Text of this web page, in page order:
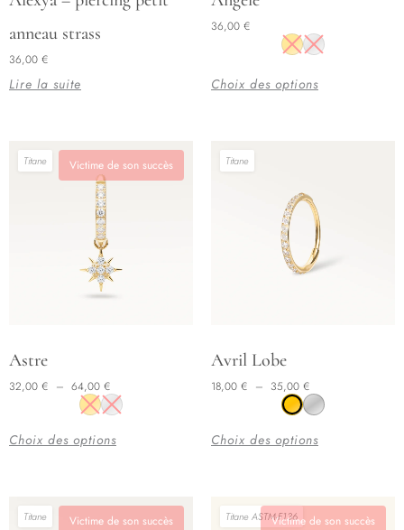
anneau strass
36,00 €
Lire la suite
36,00 €
Choix des options
produit
variations.
peuvent
Titane Victime de son succès
Astre
32,00 € – 64,00 €
Choix des options
Ce
produit
variations.
peuvent
Titane
Avril Lobe
18,00 € – 35,00 €
Choix des options
Ce
produit
variations.
peuvent
Titane Victime de son succès Titane ASTM-F136Victime de son succès